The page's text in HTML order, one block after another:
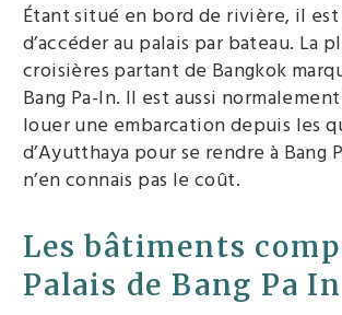
Étant situé en bord de rivière, il
d’accéder au palais par bateau. La
croisières partant de Bangkok
Bang Pa-In. Il est aussi
louer une embarcation depuis les
d’Ayutthaya pour se rendre à Bang
n’en connais pas le coût.
Les bâtiments
Palais de Bang Pa In